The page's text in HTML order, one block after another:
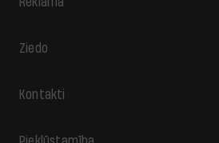
Ziedo
Kontakti